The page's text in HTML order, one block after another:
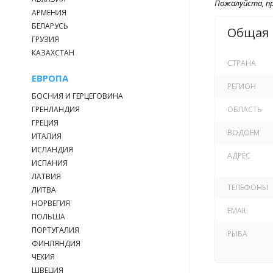
АРМЕНИЯ
БЕЛАРУСЬ
ГРУЗИЯ
КАЗАХСТАН
ЕВРОПА
БОСНИЯ И ГЕРЦЕГОВИНА
ГРЕНЛАНДИЯ
ГРЕЦИЯ
ИТАЛИЯ
ИСЛАНДИЯ
ИСПАНИЯ
ЛАТВИЯ
ЛИТВА
НОРВЕГИЯ
ПОЛЬША
ПОРТУГАЛИЯ
ФИНЛЯНДИЯ
ЧЕХИЯ
ШВЕЦИЯ
Пожалуйста,
Общая
СТРАНА
РЕГИОН
ОБЛАСТЬ
ВОДОЕМ
АДРЕС
ТЕЛЕФОНЫ
EMAIL
РЫБА